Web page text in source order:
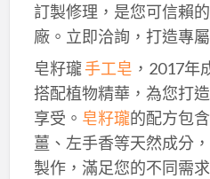
訂製修理，是您可信賴
廠。立即洽詢，打造專
皂籽瓏手工皂 ，2017年
搭配植物精華，為您打
享受。 皂籽瓏的配方包
薑、左手香等天然成分
製作，滿足您的不同需求